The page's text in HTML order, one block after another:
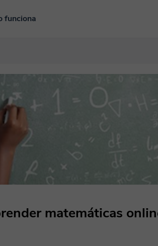
funciona
matemáticas